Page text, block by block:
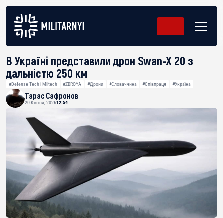
В Україні представили дрон Swan-X 20 з
дальністю 250 км
#Defense Tech і Miltech #ZBROYA #Дрони #Словаччина #Співпраця #Україна
Тарас Сафронов
20 Квітня, 202612:54